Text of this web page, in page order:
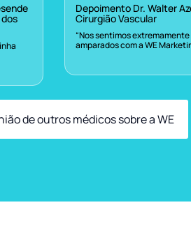
Depoimento Dr. Walter
Cirurgião Vascular
“Nos sentimos extremamente
amparados com a WE
de outros médicos sobre a WE